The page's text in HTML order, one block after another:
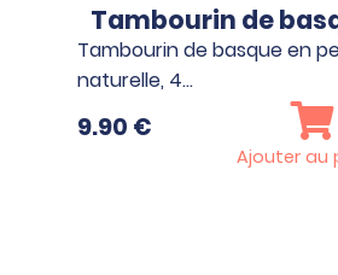
Tambourin de
Tambourin de basque en
naturelle, 4…
9.90 €
Ajouter au